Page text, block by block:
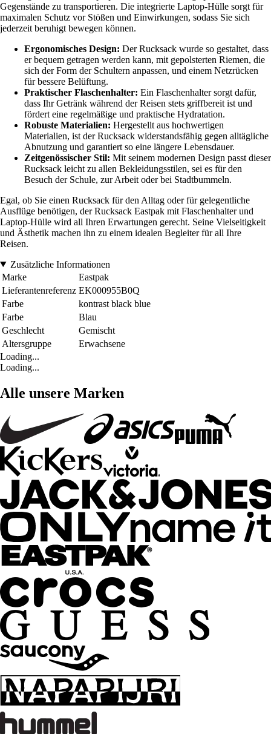
Gegenstände zu transportieren. Die integrierte Laptop-Hülle sorgt für
maximalen Schutz vor Stößen und Einwirkungen, sodass Sie sich
jederzeit beruhigt bewegen können.
Ergonomisches Design: Der Rucksack wurde so gestaltet, dass
er bequem getragen werden kann, mit gepolsterten Riemen, die
sich der Form der Schultern anpassen, und einem Netzrücken
für bessere Belüftung.
Praktischer Flaschenhalter: Ein Flaschenhalter sorgt dafür,
dass Ihr Getränk während der Reisen stets griffbereit ist und
fördert eine regelmäßige und praktische Hydratation.
Robuste Materialien: Hergestellt aus hochwertigen
Materialien, ist der Rucksack widerstandsfähig gegen alltägliche
Abnutzung und garantiert so eine längere Lebensdauer.
Zeitgenössischer Stil: Mit seinem modernen Design passt dieser
Rucksack leicht zu allen Bekleidungsstilen, sei es für den
Besuch der Schule, zur Arbeit oder bei Stadtbummeln.
Egal, ob Sie einen Rucksack für den Alltag oder für gelegentliche
Ausflüge benötigen, der Rucksack Eastpak mit Flaschenhalter und
Laptop-Hülle wird all Ihren Erwartungen gerecht. Seine Vielseitigkeit
und Ästhetik machen ihn zu einem idealen Begleiter für all Ihre
Reisen.
Zusätzliche Informationen
Marke
Eastpak
Lieferantenreferenz EK000955B0Q
Farbe
kontrast black blue
Farbe
Blau
Geschlecht
Gemischt
Altersgruppe
Erwachsene
Loading...
Loading...
Alle unsere Marken